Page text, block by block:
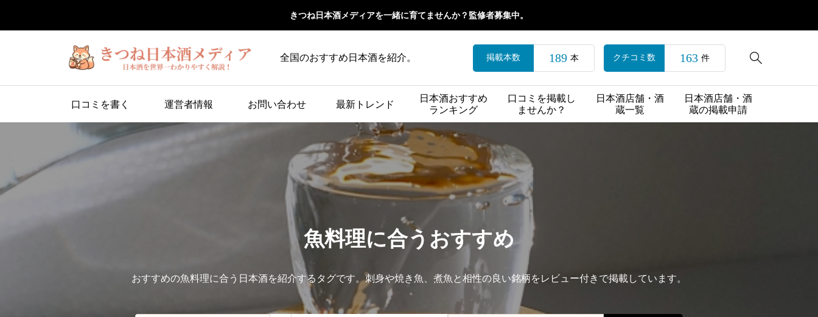
きつね日本酒メディアを一緒に育てませんか？監修者募集中。
全国のおすすめ日本酒を紹介。 
掲載本数 189 本 クチコミ数 163 件
口コミを書く 運営者情報 お問い合わせ 最新トレンド
日本酒おすすめ
ランキング
口コミを掲載し
ませんか？
日本酒店舗・酒
蔵一覧
日本酒店舗・酒
蔵の掲載申請
魚料理に合うおすすめ
おすすめの魚料理に合う日本酒を紹介するタグです。刺身や焼き魚、煮魚と相性の良い銘柄をレビュー付きで掲載しています。